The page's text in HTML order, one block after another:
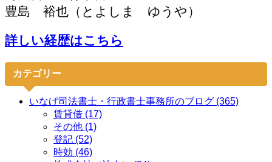
豊島 裕也（とよしま ゆうや）
詳しい経歴はこちら
カテゴリー
いなげ司法書士・行政書士事務所のブログ (365)
賃貸借 (17)
その他 (1)
登記 (52)
時効 (46)